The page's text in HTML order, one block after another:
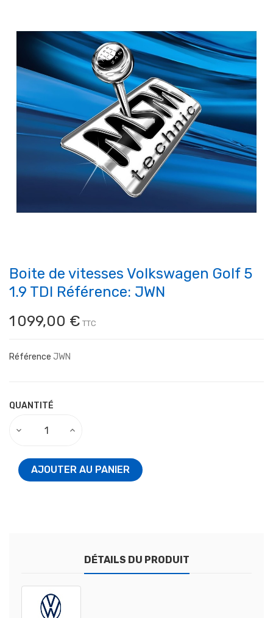
Boite de vitesses Volkswagen Golf 5
1.9 TDI Référence: JWN
1 099,00 € TTC
Référence JWN
QUANTITÉ
AJOUTER AU PANIER
DÉTAILS DU PRODUIT